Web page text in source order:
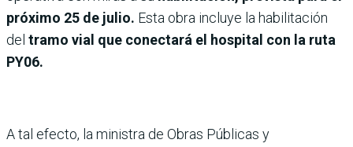
próximo 25 de julio. Esta obra incluye la habilitación
del tramo vial que conectará el hospital con la ruta
PY06.
A tal efecto, la ministra de Obras Públicas y